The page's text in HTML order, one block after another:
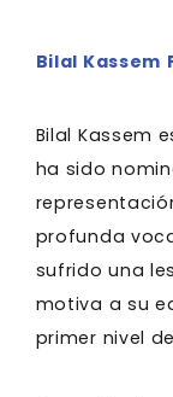
Bilal Kassem
Bilal Kassem
ha sido
profunda
sufrido una
motiva a su
primer nivel